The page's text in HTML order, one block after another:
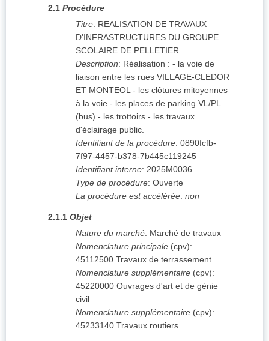
2.1 Procédure
Titre: REALISATION DE TRAVAUX
D'INFRASTRUCTURES DU GROUPE
SCOLAIRE DE PELLETIER
Description: Réalisation : - la voie de
liaison entre les rues VILLAGE-CLEDOR
ET MONTEOL - les clôtures mitoyennes
à la voie - les places de parking VL/PL
(bus) - les trottoirs - les travaux
d'éclairage public.
Identifiant de la procédure: 0890fcfb-
7f97-4457-b378-7b445c119245
Identifiant interne: 2025M0036
Type de procédure: Ouverte
La procédure est accélérée: non
2.1.1 Objet
Nature du marché: Marché de travaux
Nomenclature principale (cpv):
45112500 Travaux de terrassement
Nomenclature supplémentaire (cpv):
45220000 Ouvrages d'art et de génie
civil
Nomenclature supplémentaire (cpv):
45233140 Travaux routiers